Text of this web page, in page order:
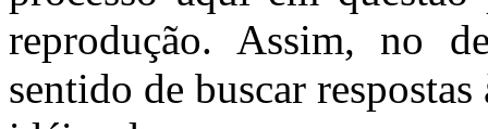
reprodução. Assim, no
sentido de buscar